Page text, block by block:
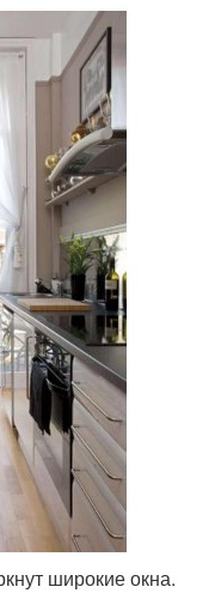
широкие окна.